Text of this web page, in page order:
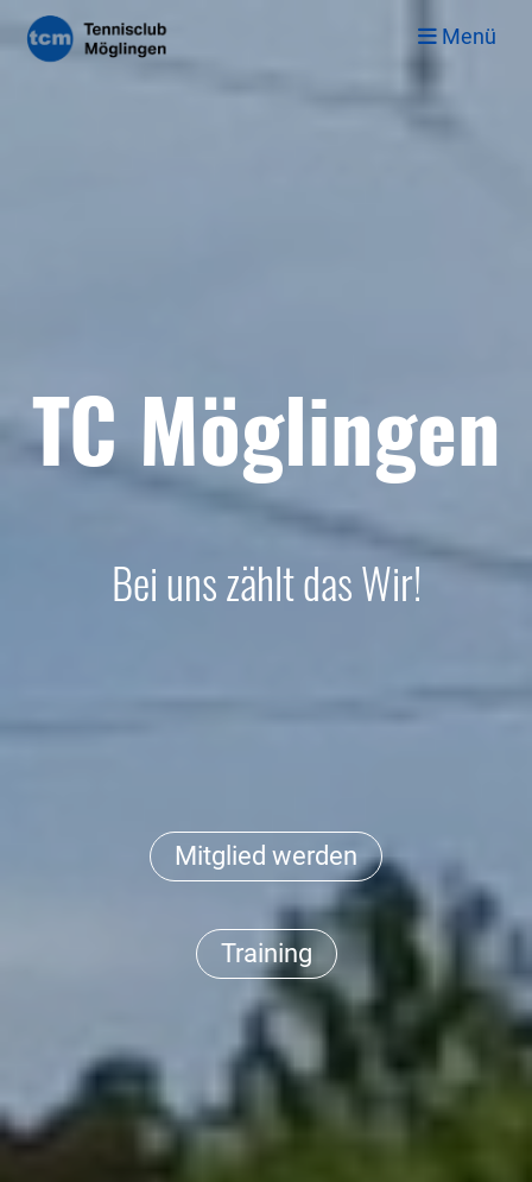
Menü
TC Möglingen
Bei uns zählt das Wir!
Mitglied werden
Training